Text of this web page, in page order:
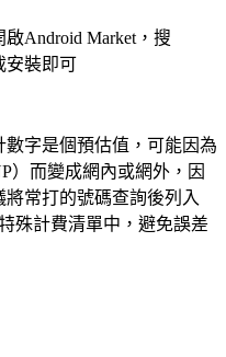
Android Market，搜
安裝即可
字是個預估值，可能因為
）而變成網內或網外，因
常打的號碼查詢後列入
殊計費清單中，避免誤差